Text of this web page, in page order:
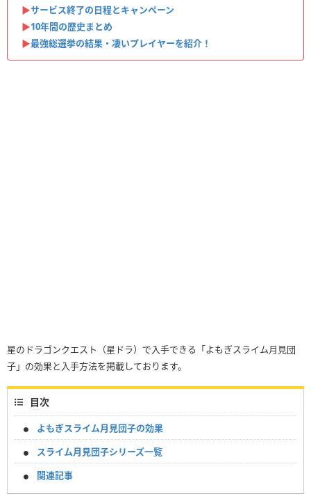
▶︎サービス終了の日程とキャンペーン
▶︎10年間の歴史まとめ
▶︎最強総選挙の結果・凄いプレイヤーを紹介！
星のドラゴンクエスト（星ドラ）で入手できる「よもぎスライム月見団
子」の効果と入手方法を掲載しております。
目次
よもぎスライム月見団子の効果
スライム月見団子シリーズ一覧
関連記事